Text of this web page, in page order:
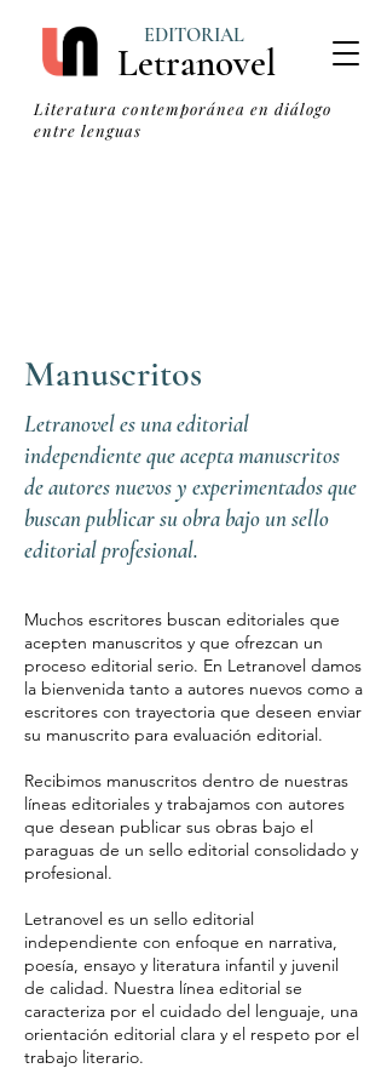
Letranovel
EDITORIAL
Literatura contemporánea en diálogo
entre lenguas
Manuscritos
Letranovel es una editorial
independiente que acepta manuscritos
de autores nuevos y experimentados que
buscan publicar su obra bajo un sello
editorial profesional.
Muchos escritores buscan editoriales que
acepten manuscritos y que ofrezcan un
proceso editorial serio. En Letranovel damos
la bienvenida tanto a autores nuevos como a
escritores con trayectoria que deseen enviar
su manuscrito para evaluación editorial.
Recibimos manuscritos dentro de nuestras
líneas editoriales y trabajamos con autores
que desean publicar sus obras bajo el
paraguas de un sello editorial consolidado y
profesional.
Letranovel es un sello editorial
independiente con enfoque en narrativa,
poesía, ensayo y literatura infantil y juvenil
de calidad. Nuestra línea editorial se
caracteriza por el cuidado del lenguaje, una
orientación editorial clara y el respeto por el
trabajo literario.